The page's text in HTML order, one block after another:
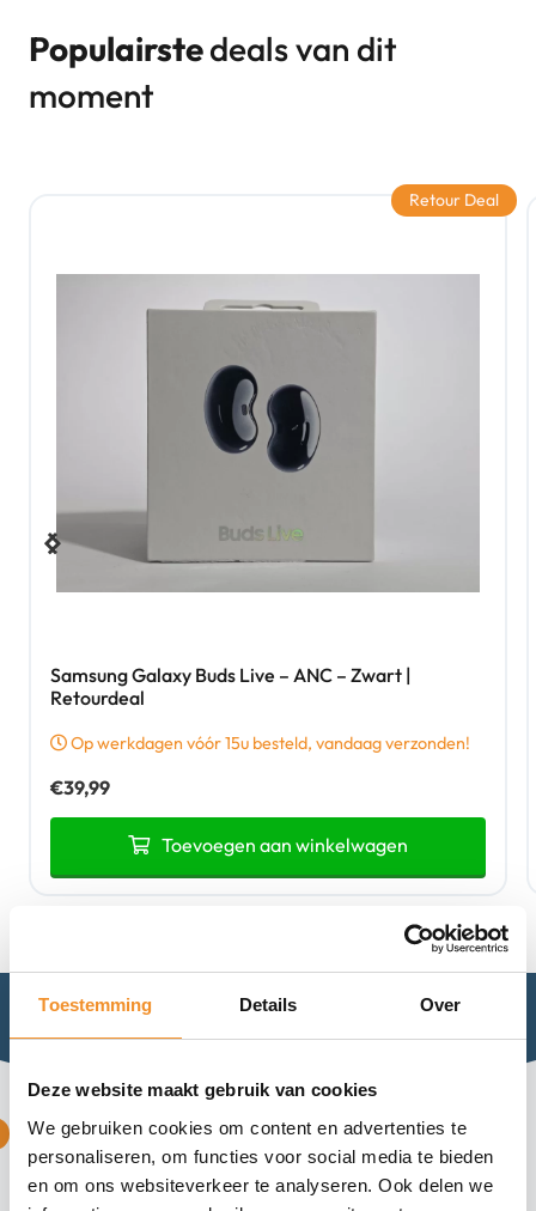
Toestemming Details Over
Deze website maakt gebruik van cookies
We gebruiken cookies om content en advertenties te
personaliseren, om functies voor social media te bieden
en om ons websiteverkeer te analyseren. Ook delen we
Populairstedeals van dit
moment
Samsung Galaxy Buds Live – ANC – Zwart |
Retourdeal
Op werkdagen vóór 15u besteld, vandaag verzonden!
€39,99
Toevoegen aan winkelwagen
Retour Deal
Kijkje in het assortiment
Tweedehands